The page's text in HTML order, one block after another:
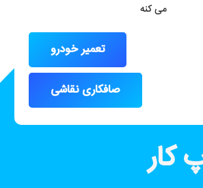
می کنه
تعمیر خودرو
صافکاری نقاشی
کار